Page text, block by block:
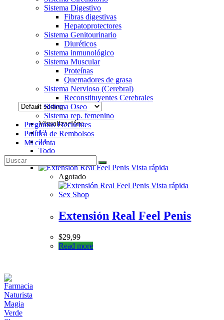
Sistema Digestivo
Fibras digestivas
Hepatoprotectores
Sistema Genitourinario
Diuréticos
Sistema inmunológico
Sistema Muscular
Proteínas
Quemadores de grasa
Sistema Nervioso (Cerebral)
Reconstituyentes Cerebrales
Sistema Oseo
Sistema rep. femenino
Preguntas Frecuentes
Política de Rembolsos
Mi cuenta
Visualización:
12
24
Todo
Vista rápida
Agotado
Vista rápida
Sex Shop
Extensión Real Feel Penis
$29,99
Read more